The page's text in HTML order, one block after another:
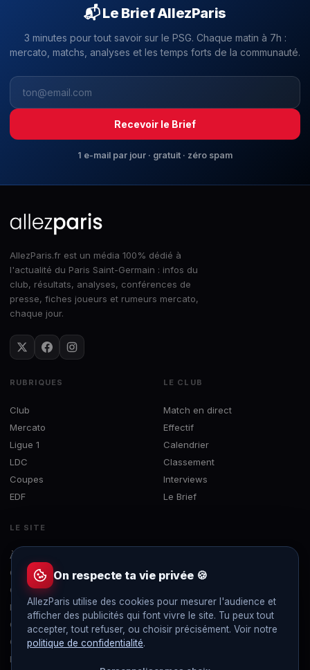
📬 Le Brief AllezParis
3 minutes pour tout savoir sur le PSG. Chaque matin à 7h :
mercato, matchs, analyses et les temps forts de la communauté.
Recevoir le Brief
1 e-mail par jour · gratuit · zéro spam
AllezParis.fr est un média 100% dédié à
l'actualité du Paris Saint-Germain : infos du
club, résultats, analyses, conférences de
presse, fiches joueurs et rumeurs mercato,
chaque jour.
RUBRIQUES
Club
Mercato
Ligue 1
LDC
Coupes
EDF
LE CLUB
Match en direct
Effectif
Calendrier
Classement
Interviews
Le Brief
LE SITE
À propos
Concours
Contact
Mentions légales
Confidentialité
Gérer les cookies
Flux RSS
On respecte ta vie privée 🍪
AllezParis utilise des cookies pour mesurer l'audience et
afficher des publicités qui font vivre le site. Tu peux tout
accepter, tout refuser, ou choisir précisément. Voir notre
politique de confidentialité.